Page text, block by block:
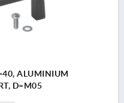
ALUMINIUM
D=M05